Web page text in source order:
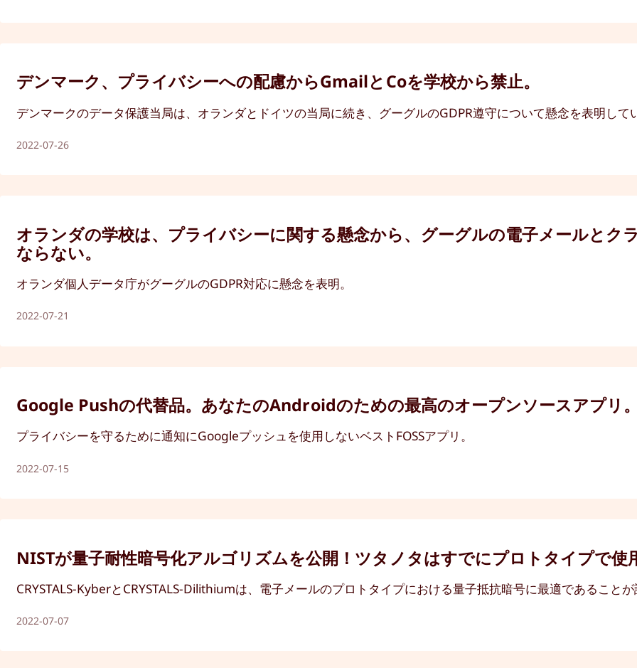
デンマーク、プライバシーへの配慮からGmailとCoを学校から禁止。
デンマークのデータ保護当局は、オランダとドイツの当局に続き、グーグルのGDPR遵守について懸念を表明して
2022-07-26
オランダの学校は、プライバシーに関する懸念から、グーグルの電子メールとク
ならない。
オランダ個人データ庁がグーグルのGDPR対応に懸念を表明。
2022-07-21
Google Pushの代替品。あなたのAndroidのための最高のオープンソースアプリ
プライバシーを守るために通知にGoogleプッシュを使用しないベストFOSSアプリ。
2022-07-15
NISTが量子耐性暗号化アルゴリズムを公開！ツタノタはすでにプロトタイプで使
CRYSTALS-KyberとCRYSTALS-Dilithiumは、電子メールのプロトタイプにおける量子抵抗暗号に最適であること
2022-07-07